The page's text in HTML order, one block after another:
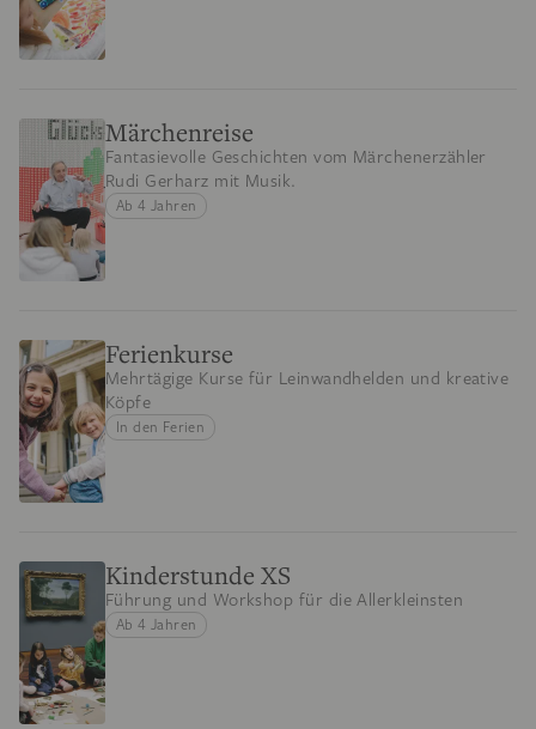
Märchenreise
Fantasievolle Geschichten vom Märchenerzähler
Rudi Gerharz mit Musik.
Ab 4 Jahren
Ferienkurse
Mehrtägige Kurse für Leinwandhelden und kreative
Köpfe
In den Ferien
Kinderstunde XS
Führung und Workshop für die Allerkleinsten
Ab 4 Jahren